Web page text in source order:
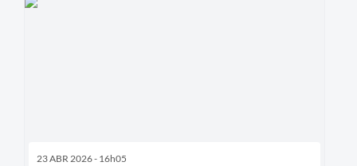
23 ABR 2026 - 16h05